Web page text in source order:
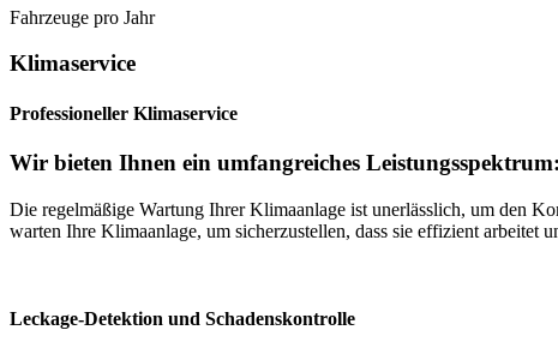
Fahrzeuge pro Jahr
Klimaservice
Professioneller Klimaservice
Wir bieten Ihnen ein umfangreiches Leistungsspektrum:
Die regelmäßige Wartung Ihrer Klimaanlage ist unerlässlich, um den
warten Ihre Klimaanlage, um sicherzustellen, dass sie effizient arbeitet
Leckage-Detektion und Schadenskontrolle